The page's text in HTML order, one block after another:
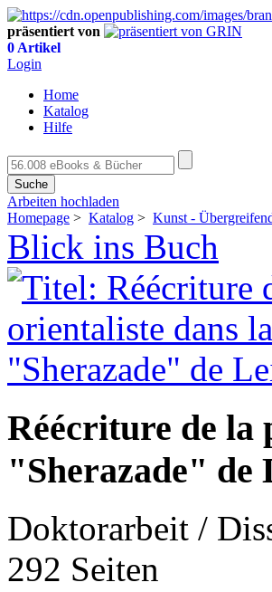
präsentiert von
0 Artikel
Login
Home
Katalog
Hilfe
Suche
Arbeiten hochladen
Homepage > Katalog > Kunst -
Blick ins Buch
Réécriture de la
"Sherazade" de
Doktorarbeit /
292 Seiten